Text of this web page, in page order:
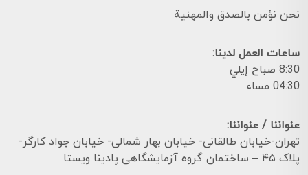
نحن نؤمن بالصدق والمهنية
ساعات العمل لدينا:
8:30 صباح إيلي
04:30 مساء
عنواننا / عنواننا:
تهران-خیابان طالقانی- خیابان بهار شمالی- خیابان جواد کارگر-
پلاک ۴۵ – ساختمان گروه آزمایشگاهی پادینا ویستا